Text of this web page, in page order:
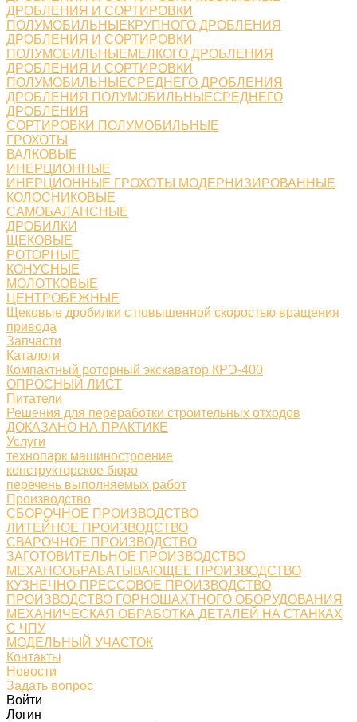
ДРОБЛЕНИЯ И СОРТИРОВКИ
ПОЛУМОБИЛЬНЫЕКРУПНОГО ДРОБЛЕНИЯ
ДРОБЛЕНИЯ И СОРТИРОВКИ
ПОЛУМОБИЛЬНЫЕМЕЛКОГО ДРОБЛЕНИЯ
ДРОБЛЕНИЯ И СОРТИРОВКИ
ПОЛУМОБИЛЬНЫЕСРЕДНЕГО ДРОБЛЕНИЯ
ДРОБЛЕНИЯ ПОЛУМОБИЛЬНЫЕСРЕДНЕГО
ДРОБЛЕНИЯ
СОРТИРОВКИ ПОЛУМОБИЛЬНЫЕ
ГРОХОТЫ
ВАЛКОВЫЕ
ИНЕРЦИОННЫЕ
ИНЕРЦИОННЫЕ ГРОХОТЫ МОДЕРНИЗИРОВАННЫЕ
КОЛОСНИКОВЫЕ
САМОБАЛАНСНЫЕ
ДРОБИЛКИ
ЩЕКОВЫЕ
РОТОРНЫЕ
КОНУСНЫЕ
МОЛОТКОВЫЕ
ЦЕНТРОБЕЖНЫЕ
Щековые дробилки с повышенной скоростью вращения
привода
Запчасти
Каталоги
Компактный роторный экскаватор КРЭ-400
ОПРОСНЫЙ ЛИСТ
Питатели
Решения для переработки строительных отходов
ДОКАЗАНО НА ПРАКТИКЕ
Услуги
технопарк машиностроение
конструкторское бюро
перечень выполняемых работ
Производство
СБОРОЧНОЕ ПРОИЗВОДСТВО
ЛИТЕЙНОЕ ПРОИЗВОДСТВО
СВАРОЧНОЕ ПРОИЗВОДСТВО
ЗАГОТОВИТЕЛЬНОЕ ПРОИЗВОДСТВО
МЕХАНООБРАБАТЫВАЮЩЕЕ ПРОИЗВОДСТВО
КУЗНЕЧНО-ПРЕССОВОЕ ПРОИЗВОДСТВО
ПРОИЗВОДСТВО ГОРНОШАХТНОГО ОБОРУДОВАНИЯ
МЕХАНИЧЕСКАЯ ОБРАБОТКА ДЕТАЛЕЙ НА СТАНКАХ
С ЧПУ
МОДЕЛЬНЫЙ УЧАСТОК
Контакты
Новости
Задать вопрос
Войти
Логин